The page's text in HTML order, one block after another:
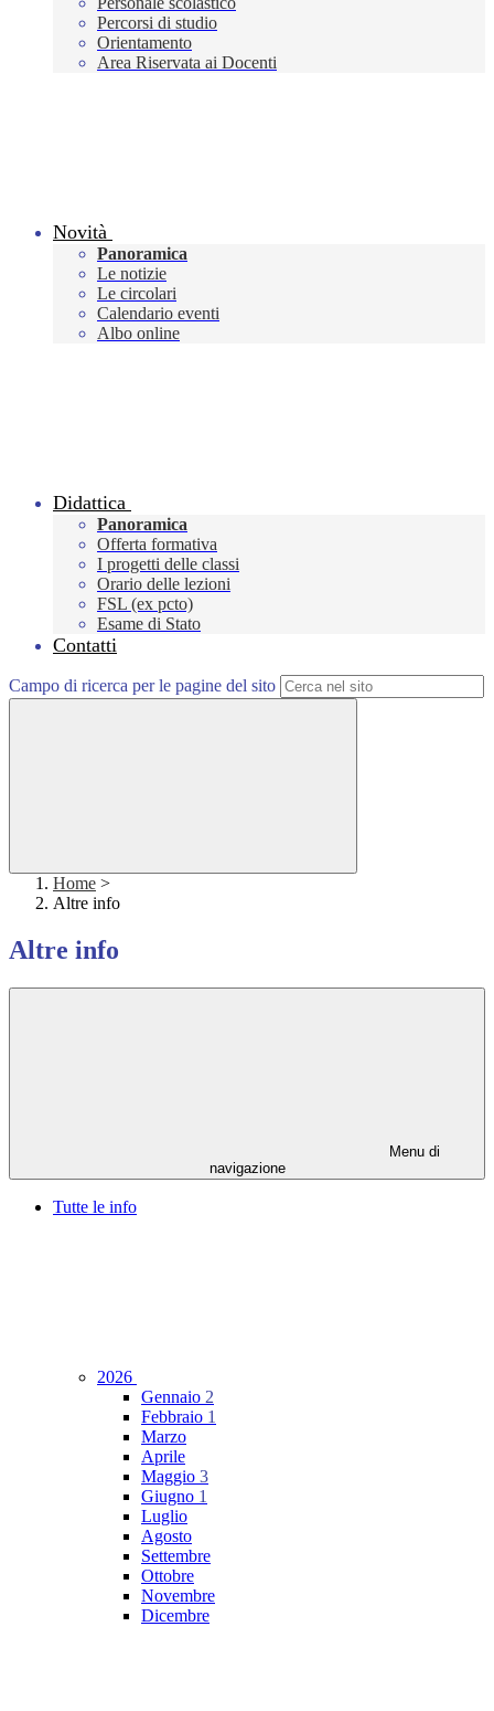
Percorsi di studio
Orientamento
Area Riservata ai Docenti
Novità
Panoramica
Le notizie
Le circolari
Calendario eventi
Albo online
Didattica
Panoramica
Offerta formativa
I progetti delle classi
Orario delle lezioni
FSL (ex pcto)
Esame di Stato
Contatti
Campo di ricerca per le pagine del sito
Home >
Altre info
Altre info
Menu di
navigazione
Tutte le info
2026
Gennaio 2
Febbraio 1
Marzo
Aprile
Maggio 3
Giugno 1
Luglio
Agosto
Settembre
Ottobre
Novembre
Dicembre